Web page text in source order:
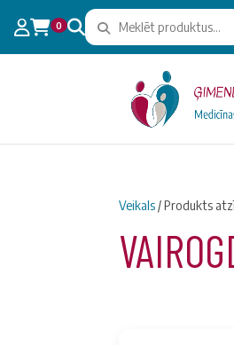
0
Veikals/ Produkts